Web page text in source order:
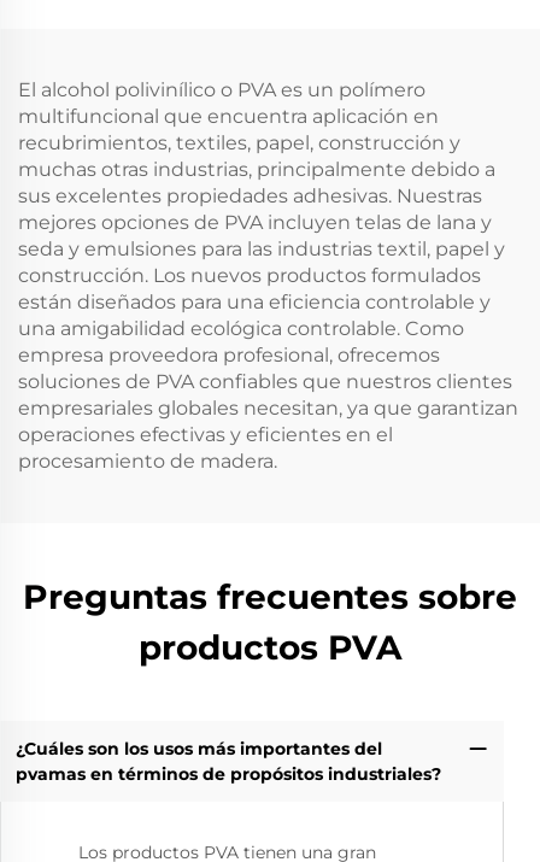
El alcohol polivinílico o PVA es un polímero
multifuncional que encuentra aplicación en
recubrimientos, textiles, papel, construcción y
muchas otras industrias, principalmente debido a
sus excelentes propiedades adhesivas. Nuestras
mejores opciones de PVA incluyen telas de lana y
seda y emulsiones para las industrias textil, papel y
construcción. Los nuevos productos formulados
están diseñados para una eficiencia controlable y
una amigabilidad ecológica controlable. Como
empresa proveedora profesional, ofrecemos
soluciones de PVA confiables que nuestros clientes
empresariales globales necesitan, ya que garantizan
operaciones efectivas y eficientes en el
procesamiento de madera.
Preguntas frecuentes sobre
productos PVA
¿Cuáles son los usos más importantes del
pvamas en términos de propósitos industriales?
Los productos PVA tienen una gran